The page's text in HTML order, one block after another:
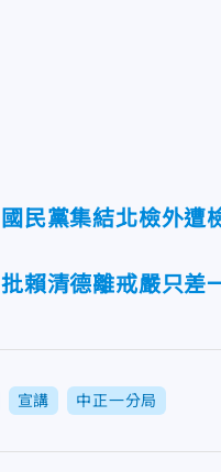
國民黨集結北檢外遭
批賴清德離戒嚴只差
宣講 中正一分局